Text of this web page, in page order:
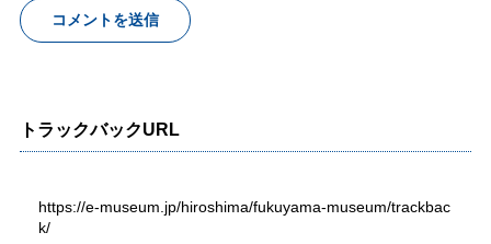
トラックバックURL
https://e-museum.jp/hiroshima/fukuyama-museum/trackbac
k/